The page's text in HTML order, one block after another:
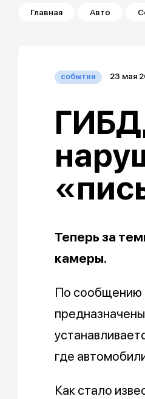
Строка навигации
Главная Авто
события 23 мая
Теперь за
камеры.
По сообщению
где
Как стало